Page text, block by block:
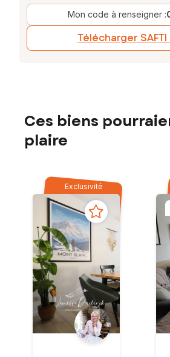
Mon code à renseigner :
Télécharger
Ces biens
plaire
Exclusivité